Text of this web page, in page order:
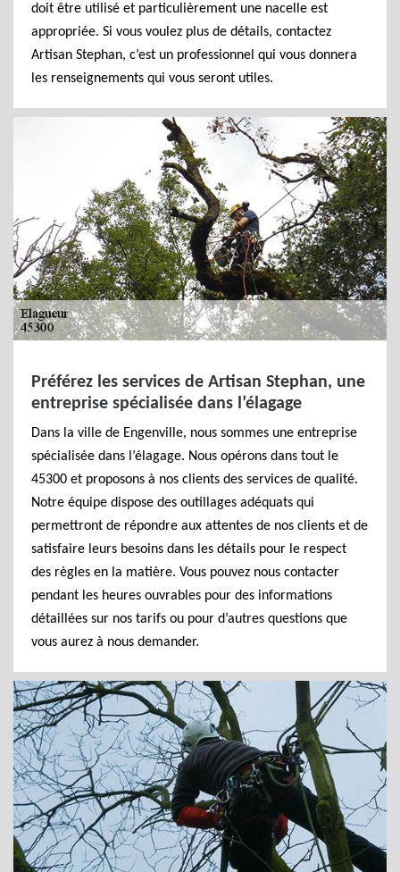
doit être utilisé et particulièrement une nacelle est
appropriée. Si vous voulez plus de détails, contactez
Artisan Stephan, c’est un professionnel qui vous donnera
les renseignements qui vous seront utiles.
Préférez les services de Artisan Stephan, une
entreprise spécialisée dans l’élagage
Dans la ville de Engenville, nous sommes une entreprise
spécialisée dans l’élagage. Nous opérons dans tout le
45300 et proposons à nos clients des services de qualité.
Notre équipe dispose des outillages adéquats qui
permettront de répondre aux attentes de nos clients et de
satisfaire leurs besoins dans les détails pour le respect
des règles en la matière. Vous pouvez nous contacter
pendant les heures ouvrables pour des informations
détaillées sur nos tarifs ou pour d’autres questions que
vous aurez à nous demander.